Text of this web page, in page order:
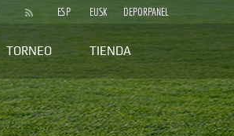
ESP EUSK DEPORPANEL
TORNEO TIENDA